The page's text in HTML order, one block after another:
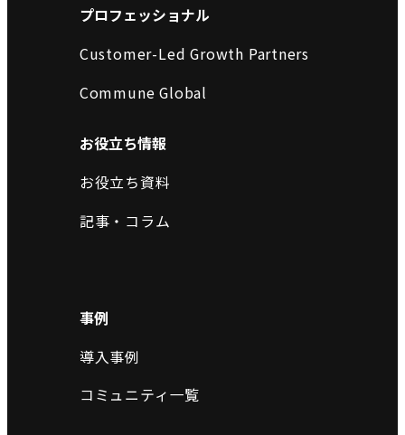
プロフェッショナル
Customer-Led Growth Partners
Commune Global
お役立ち情報
お役立ち資料
記事・コラム
事例
導入事例
コミュニティ一覧